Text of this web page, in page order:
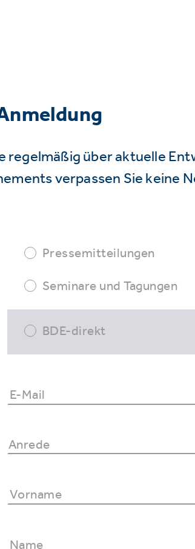
regelmäßig über aktuelle
verpassen Sie keine
Pressemitteilungen
Seminare und Tagungen
BDE-direkt